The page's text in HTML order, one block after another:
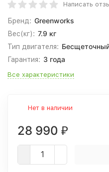
Написать
Бренд: Greenworks
Вес(кг): 7.9 кг
Тип двигателя:
Гарантия: 3 года
Все характеристики
Нет в наличии
28 990 ₽